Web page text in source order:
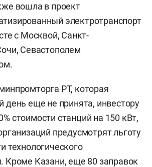
вошла в проект
электротранспорт
с Москвой, Санкт-
Севастополем
РТ, которая
день еще не принята, инвестору
стоимости станций на 150 кВт,
предусмотрят льготу
технологического
Кроме Казани, еще 80 заправок